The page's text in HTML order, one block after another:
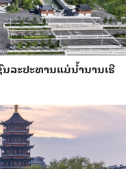
ລະປະທານແມ່ນ້ຳນານເຮີ